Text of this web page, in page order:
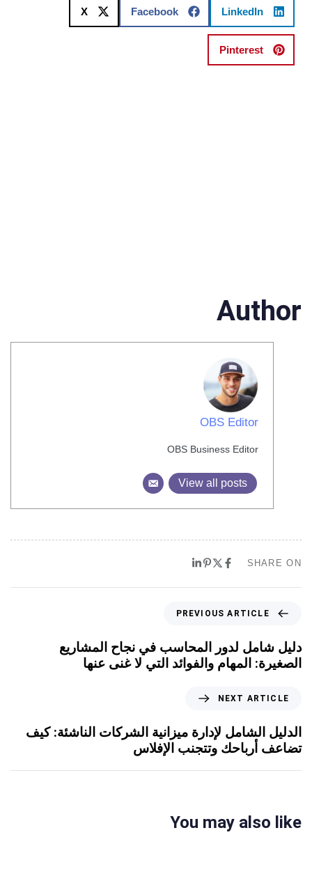
LinkedIn
Facebook
X
Pinterest
Author
OBS Editor
OBS Business Editor
View all posts
SHARE ON
PREVIOUS ARTICLE
دليل شامل لدور المحاسب في نجاح المشاريع
الصغيرة: المهام والفوائد التي لا غنى عنها
NEXT ARTICLE
الدليل الشامل لإدارة ميزانية الشركات الناشئة: كيف
تضاعف أرباحك وتتجنب الإفلاس
You may also like